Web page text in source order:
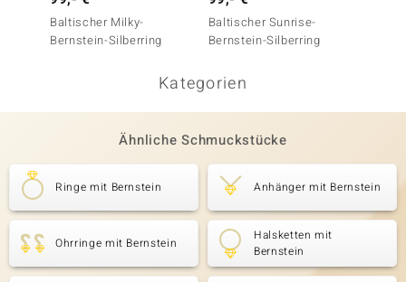
Baltischer Milky-
Bernstein-Silberring
Baltischer Sunrise-
Bernstein-Silberring
Kategorien
Ähnliche Schmuckstücke
Ringe mit Bernstein Anhänger mit Bernstein
Ohrringe mit Bernstein
Halsketten mit
Bernstein